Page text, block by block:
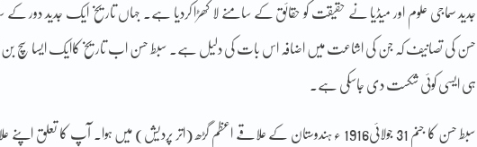
جدید سماجی علوم اور میڈیا نے حقیقت کو حقائق کے سامنے لا کھڑا کردیا ہے۔ جہاں تاریخ ایک جدید
حسن کی تصانیف کہ جن کی اشاعت میں اضافہ اس بات کی دلیل ہے۔ سبط حسن اب تاریخ کاایک ایسا سچ بن چکا ہے،
ہی ایسی کوئی شکست دی جاسکی ہے۔
سبط حسن کا جنم 31 جولائی1916 ء ہندوستان کے علاقے اعظم گڑھ (اتر پردیش) میں ہوا۔ آپ کا